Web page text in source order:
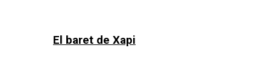
El baret de Xapi